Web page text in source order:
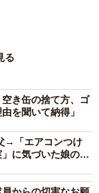
医/イラストレ
てしまわない
り付けて、扉
めようとする
入ってベビー
出すには知恵が
る
空き缶の捨て方、ゴ
を聞いて納得」
→「エアコンつけ
に気づいた娘の熱